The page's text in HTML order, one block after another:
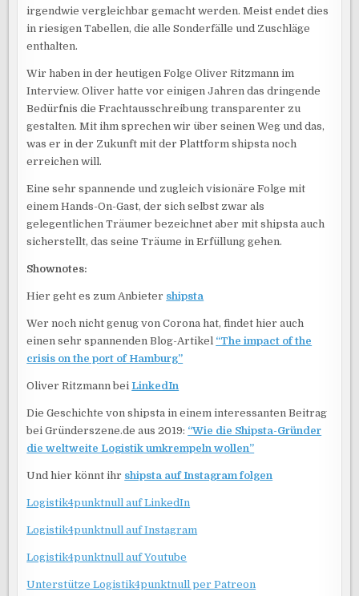
irgendwie vergleichbar gemacht werden. Meist endet dies
in riesigen Tabellen, die alle Sonderfälle und Zuschläge
enthalten.
Wir haben in der heutigen Folge Oliver Ritzmann im
Interview. Oliver hatte vor einigen Jahren das dringende
Bedürfnis die Frachtausschreibung transparenter zu
gestalten. Mit ihm sprechen wir über seinen Weg und das,
was er in der Zukunft mit der Plattform shipsta noch
erreichen will.
Eine sehr spannende und zugleich visionäre Folge mit
einem Hands-On-Gast, der sich selbst zwar als
gelegentlichen Träumer bezeichnet aber mit shipsta auch
sicherstellt, das seine Träume in Erfüllung gehen.
Shownotes:
Hier geht es zum Anbieter shipsta
Wer noch nicht genug von Corona hat, findet hier auch
einen sehr spannenden Blog-Artikel “The impact of the
crisis on the port of Hamburg”
Oliver Ritzmann beiLinkedIn
Die Geschichte von shipsta in einem interessanten Beitrag
bei Gründerszene.de aus 2019: “Wie die Shipsta-Gründer
die weltweite Logistik umkrempeln wollen”
Und hier könnt ihr shipsta auf Instagram folgen
Logistik4punktnull auf LinkedIn
Logistik4punktnull auf Instagram
Logistik4punktnull auf Youtube
Unterstütze Logistik4punktnull per Patreon